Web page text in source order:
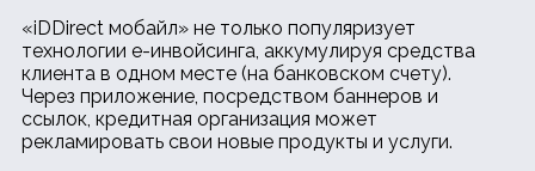
«iDDirect мобайл» не только популяризует
технологии е-инвойсинга, аккумулируя средства
клиента в одном месте (на банковском счету).
Через приложение, посредством баннеров и
ссылок, кредитная организация может
рекламировать свои новые продукты и услуги.